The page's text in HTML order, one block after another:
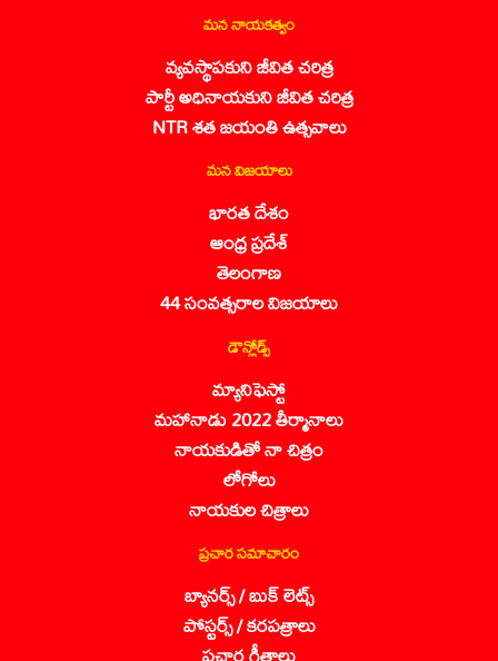
మన నాయకత్వం
వ్యవస్థాపకుని జీవిత చరిత్ర
పార్టీ అధినాయకుని జీవిత చరిత్ర
NTR శత జయంతి ఉత్సవాలు
మన విజయాలు
భారత దేశం
ఆంధ్ర ప్రదేశ్
తెలంగాణ
44 సంవత్సరాల విజయాలు
డౌన్లోడ్స్
మ్యానిఫెస్టో
మహానాడు 2022 తీర్మానాలు
నాయకుడితో నా చిత్రం
లోగోలు
నాయకుల చిత్రాలు
ప్రచార సమాచారం
బ్యానర్స్ / బుక్ లెట్స్
పోస్టర్స్ / కరపత్రాలు